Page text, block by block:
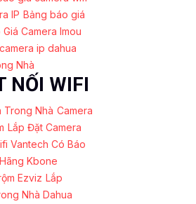
IP Bảng báo giá
Giá Camera Imou
ip dahua
Nhà
NỐI WIFI
Trong Nhà Camera
Lắp Đặt Camera
Vantech Có Báo
Kbone
Ezviz Lắp
Nhà Dahua